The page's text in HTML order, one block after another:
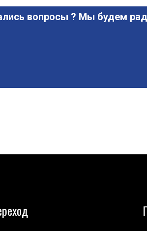
вопросы ? Мы будем